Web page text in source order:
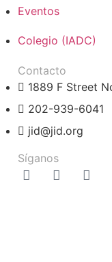
Eventos
Colegio (IADC)
Contacto
1889 F Street
202-939-6041
jid@jid.org
Síganos